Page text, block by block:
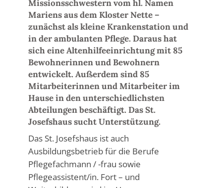
Missionsschwestern vom hl. Namen
Mariens aus dem Kloster Nette –
zunächst als kleine Krankenstation und
in der ambulanten Pflege. Daraus hat
sich eine Altenhilfeeinrichtung mit 85
Bewohnerinnen und Bewohnern
entwickelt. Außerdem sind 85
Mitarbeiterinnen und Mitarbeiter im
Hause in den unterschiedlichsten
Abteilungen beschäftigt. Das St.
Josefshaus sucht Unterstützung.
Das St. Josefshaus ist auch
Ausbildungsbetrieb für die Berufe
Pflegefachmann / -frau sowie
Pflegeassistent/in. Fort – und